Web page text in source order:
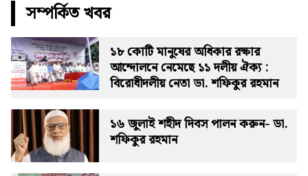
সম্পর্কিত খবর
১৮ কোটি মানুষের অধিকার রক্ষার
আন্দোলনে নেমেছে ১১ দলীয় ঐক্য :
বিরোধীদলীয় নেতা ডা. শফিকুর রহমান
১৬ জুলাই শহীদ দিবস পালন করুন- ডা.
শফিকুর রহমান